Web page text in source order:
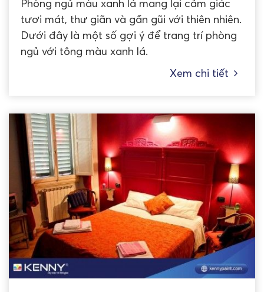
Phòng ngủ màu xanh lá mang lại cảm giác
tươi mát, thư giãn và gần gũi với thiên nhiên.
Dưới đây là một số gợi ý để trang trí phòng
ngủ với tông màu xanh lá.
Xem chi tiết